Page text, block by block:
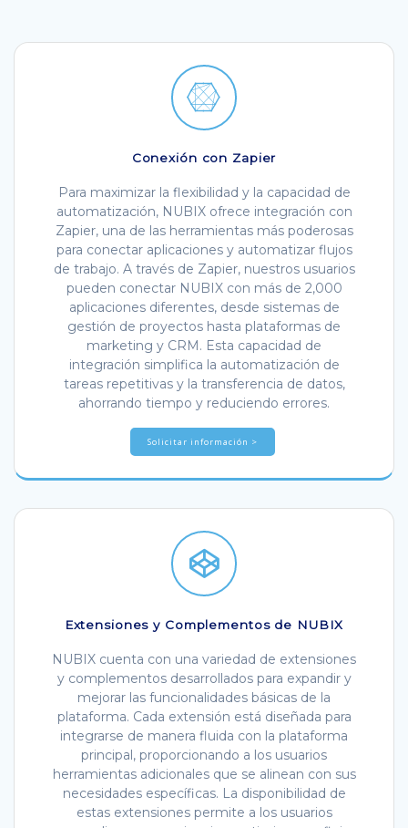
Conexión con Zapier
Para maximizar la flexibilidad y la capacidad de
automatización, NUBIX ofrece integración con
Zapier, una de las herramientas más poderosas
para conectar aplicaciones y automatizar flujos
de trabajo. A través de Zapier, nuestros usuarios
pueden conectar NUBIX con más de 2,000
aplicaciones diferentes, desde sistemas de
gestión de proyectos hasta plataformas de
marketing y CRM. Esta capacidad de
integración simplifica la automatización de
tareas repetitivas y la transferencia de datos,
ahorrando tiempo y reduciendo errores.
Solicitar información >
Extensiones y Complementos de NUBIX
NUBIX cuenta con una variedad de extensiones
y complementos desarrollados para expandir y
mejorar las funcionalidades básicas de la
plataforma. Cada extensión está diseñada para
integrarse de manera fluida con la plataforma
principal, proporcionando a los usuarios
herramientas adicionales que se alinean con sus
necesidades específicas. La disponibilidad de
estas extensiones permite a los usuarios